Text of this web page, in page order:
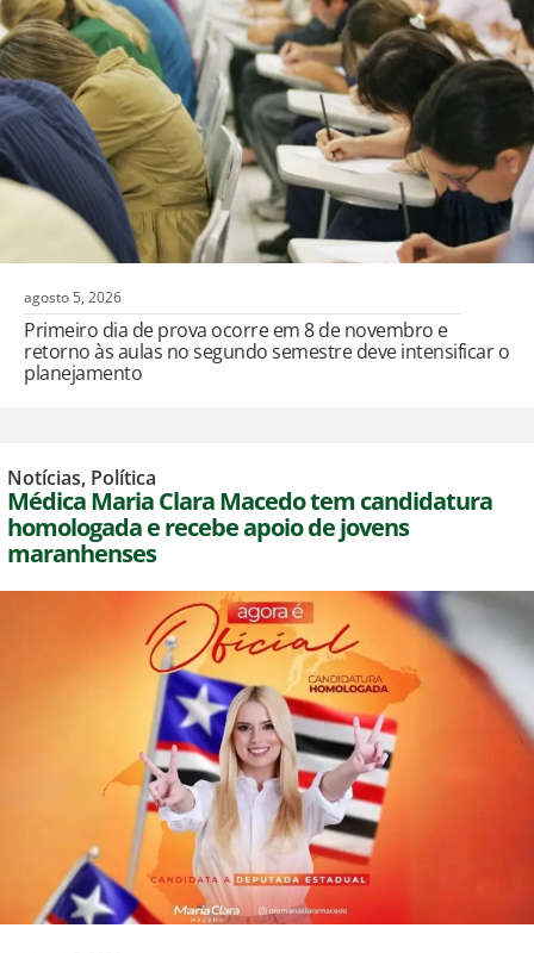
agosto 5, 2026
Primeiro dia de prova ocorre em 8 de novembro e
retorno às aulas no segundo semestre deve intensificar o
planejamento
Notícias, Política
Médica Maria Clara Macedo tem candidatura
homologada e recebe apoio de jovens
maranhenses